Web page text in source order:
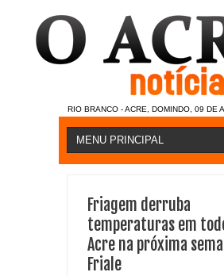
RIO BRANCO - ACRE, DOMINDO, 09 DE
Friagem derruba
temperaturas em
Acre na próxima
Friale